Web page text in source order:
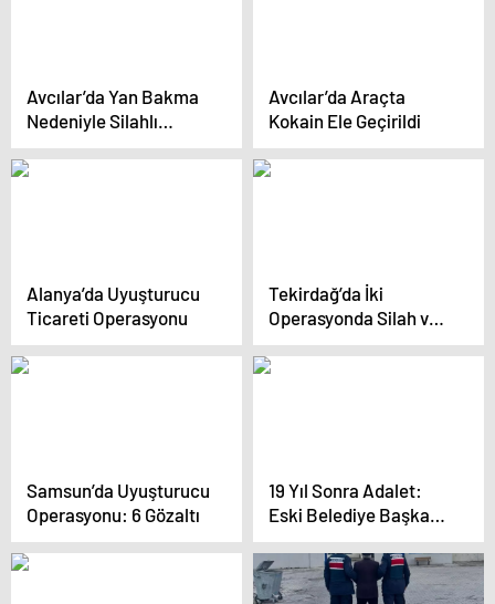
Avcılar’da Yan Bakma
Nedeniyle Silahlı
Saldırı
Avcılar’da Araçta
Kokain Ele Geçirildi
Alanya’da Uyuşturucu
Ticareti Operasyonu
Tekirdağ’da İki
Operasyonda Silah ve
Faturasız Ürünler Ele
Geçirildi
Samsun’da Uyuşturucu
Operasyonu: 6 Gözaltı
19 Yıl Sonra Adalet:
Eski Belediye Başkanı
ve Oğlunun Katili
Yakalandı